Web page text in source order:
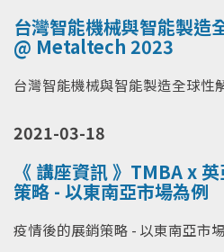
台灣智能機械與智能製造
@ Metaltech 2023
台灣智能機械與智能製造全球性
2021-03-18
《 講座資訊 》TMBA x
策略 - 以東南亞市場為例
疫情後的展銷策略 - 以東南亞市